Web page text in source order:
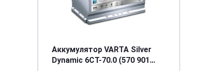
Аккумулятор VARTA Silver
Dynamic 6СТ-70.0 (570 901